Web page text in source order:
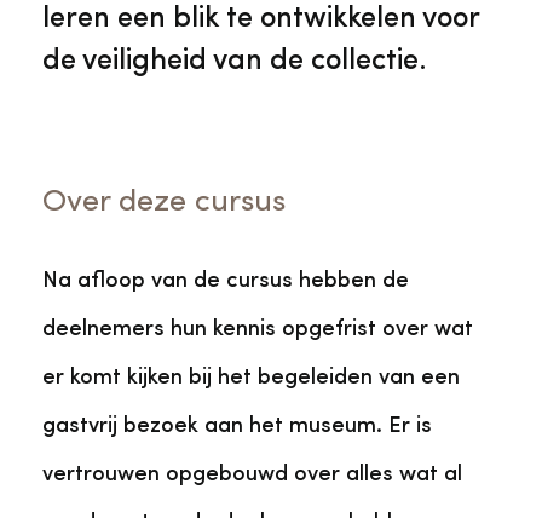
Bekijk meer over ons
leren een blik te ontwikkelen voor
de veiligheid van de collectie.
Over deze cursus
Na afloop van de cursus hebben de
deelnemers hun kennis opgefrist over wat
er komt kijken bij het begeleiden van een
gastvrij bezoek aan het museum. Er is
vertrouwen opgebouwd over alles wat al